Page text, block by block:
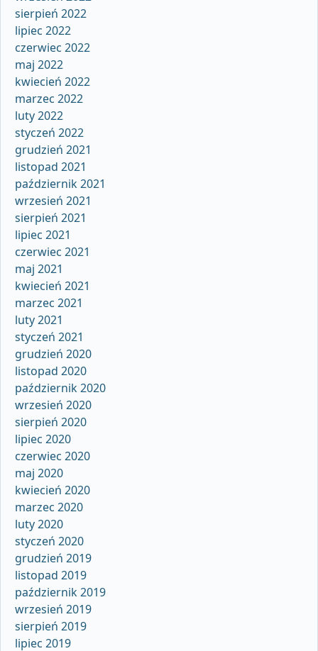
sierpień 2022
lipiec 2022
czerwiec 2022
maj 2022
kwiecień 2022
marzec 2022
luty 2022
styczeń 2022
grudzień 2021
listopad 2021
październik 2021
wrzesień 2021
sierpień 2021
lipiec 2021
czerwiec 2021
maj 2021
kwiecień 2021
marzec 2021
luty 2021
styczeń 2021
grudzień 2020
listopad 2020
październik 2020
wrzesień 2020
sierpień 2020
lipiec 2020
czerwiec 2020
maj 2020
kwiecień 2020
marzec 2020
luty 2020
styczeń 2020
grudzień 2019
listopad 2019
październik 2019
wrzesień 2019
sierpień 2019
lipiec 2019